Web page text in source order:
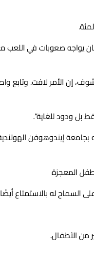
يواجه صعوبات في اللعب
إن الأمر لافت. وتابع
ودود للغاية”.
إيندوهوفن
السماح له بالاستمتاع
من الأطفال.